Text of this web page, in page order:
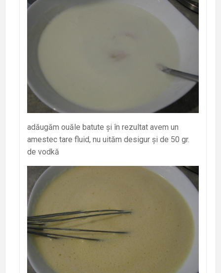
adăugăm ouăle batute și în rezultat avem un
amestec tare fluid, nu uităm desigur și de 50 gr.
de vodkă